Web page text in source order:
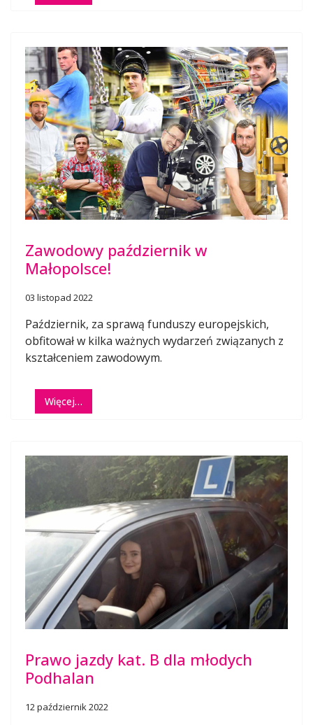
Zawodowy październik w
Małopolsce!
03 listopad 2022
Październik, za sprawą funduszy europejskich,
obfitował w kilka ważnych wydarzeń związanych z
kształceniem zawodowym.
Więcej…
Prawo jazdy kat. B dla młodych
Podhalan
12 październik 2022